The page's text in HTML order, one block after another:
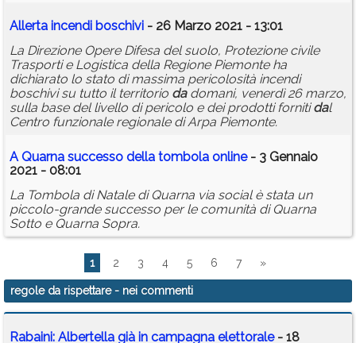
Allerta incendi boschivi - 26 Marzo 2021 - 13:01
La Direzione Opere Difesa del suolo, Protezione civile
Trasporti e Logistica della Regione Piemonte ha
dichiarato lo stato di massima pericolosità incendi
boschivi su tutto il territorio dadomani, venerdì 26 marzo,
sulla base del livello di pericolo e dei prodotti fornitidal
Centro funzionale regionale di Arpa Piemonte.
A Quarna successo della tombola online- 3 Gennaio
2021 - 08:01
La Tombola di Natale di Quarna via social è stata un
piccolo-grande successo per le comunità di Quarna
Sotto e Quarna Sopra.
1 2 3 4 5 6 7 »
regole da rispettare- nei commenti
Rabaini: Albertella già in campagna elettorale- 18